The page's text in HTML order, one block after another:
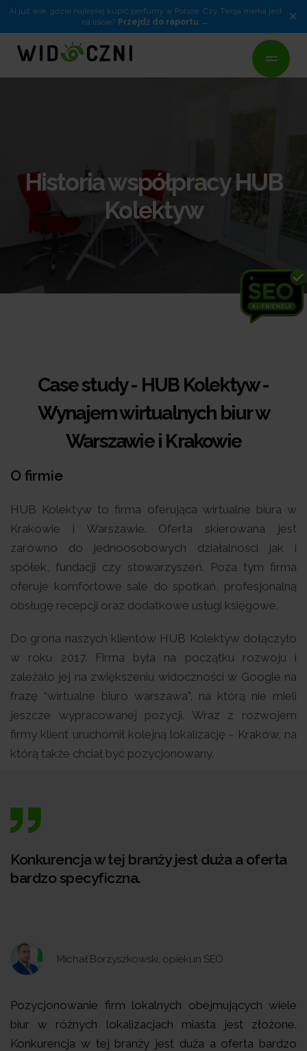
AI już wie, gdzie najlepiej kupić perfumy w Polsce. Czy Twoja marka jest
na liście? Przejdź do raportu ×
Historia współpracy HUB
Kolektyw
Case study - HUB Kolektyw -
Wynajem wirtualnych biur w
Warszawie i Krakowie
O firmie
HUB Kolektyw to firma oferująca wirtualne biura w
Krakowie i Warszawie. Oferta skierowana jest
zarówno do jednoosobowych działalności jak i
spółek, fundacji czy stowarzyszeń. Poza tym firma
oferuje komfortowe sale do spotkań, profesjonalną
obsługę recepcji oraz dodatkowe usługi księgowe.
Do grona naszych klientów HUB Kolektyw dołączyło
w roku 2017. Firma była na początku rozwoju i
zależało jej na zwiększeniu widoczności w Google na
frazę “wirtualne biuro warszawa”, na którą nie mieli
jeszcze wypracowanej pozycji. Wraz z rozwojem
firmy klient uruchomił kolejną lokalizację - Kraków, na
którą także chciał być pozycjonowany.
Konkurencja w tej branży jest duża a oferta
bardzo specyficzna.
Michał Borzyszkowski, opiekun SEO
Pozycjonowanie firm lokalnych obejmujących wiele
biur w różnych lokalizacjach miasta jest złożone.
Konkurencja w tej branży jest duża a oferta bardzo